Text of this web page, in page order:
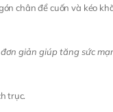
chân để cuốn và kéo
giản giúp tăng sức
trục.